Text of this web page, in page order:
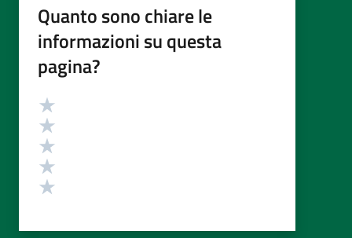
Quanto sono chiare le
informazioni su questa
pagina?
Valutazione